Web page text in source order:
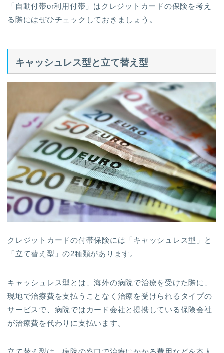
「自動付帯or利用付帯」はクレジットカードの保険を考え
る際にはぜひチェックしておきましょう。
キャッシュレス型と立て替え型
クレジットカードの付帯保険には「キャッシュレス型」と
「立て替え型」の2種類があります。
キャッシュレス型とは、海外の病院で治療を受けた際に、
現地で治療費を支払うことなく治療を受けられるタイプの
サービスで、病院ではカード会社と提携している保険会社
が治療費を代わりに支払います。